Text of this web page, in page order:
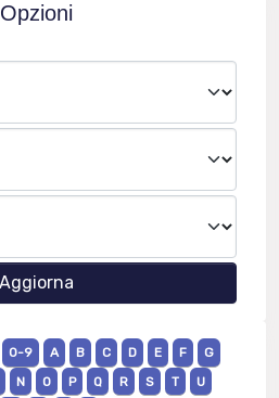
Opzioni
0-9 A B C D E F
G
N O P Q R S T
U